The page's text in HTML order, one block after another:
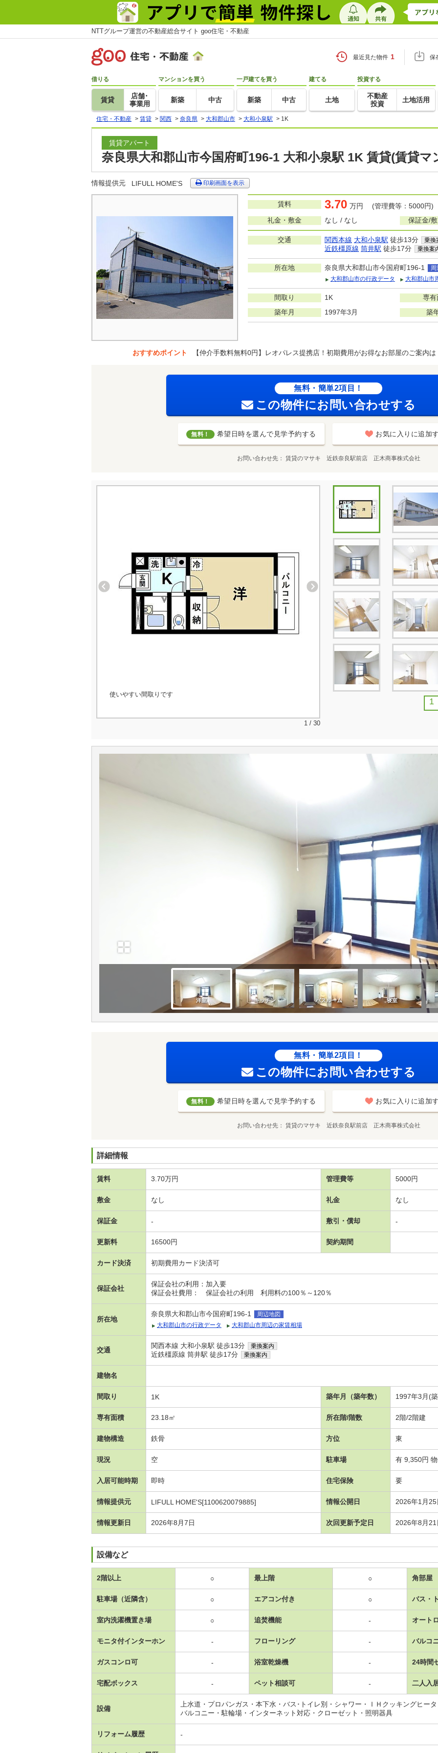
NTTグループ運営の不動産総合サイト goo住宅・不動産
最近見た物件 1 保
借りる
賃貸
店舗･
事業用
マンションを買う
新築 中古
一戸建てを買う
新築 中古
建てる
土地
投資する
不動産
投資
土地活用
住宅・不動産 > 賃貸 > 関西 > 奈良県 > 大和郡山市 > 大和小泉駅 > 1K
賃貸アパート
奈良県大和郡山市今国府町196-1 大和小泉駅 1K 賃貸(賃貸
情報提供元 LIFULL HOME'S 印刷画面を表示
賃料 3.70 万円 (管理費等：5000円)
礼金・敷金
なし / なし 保証金/
交通 関西本線 大和小泉駅 徒歩13分 乗換
近鉄橿原線 筒井駅 徒歩17分 乗換案
所在地 奈良県大和郡山市今国府町196-1
周
大和郡山市の行政データ
大和郡山市
間取り 1K
専有
築年月
1997年3月 築
おすすめポイント 【仲介手数料無料0円】レオパレス提携店！初期費用がお得なお部屋のご案内
無料・簡単2項目！
この物件にお問い合わせする
無料！ 希望日時を選んで見学予約する お気に入りに追加
お問い合わせ先 賃貸のマサキ 近鉄奈良駅前店 正木商事株式会社
使いやすい間取りです
1 / 30
1
無料・簡単2項目！
この物件にお問い合わせする
無料！ 希望日時を選んで見学予約する お気に入りに追加
お問い合わせ先 賃貸のマサキ 近鉄奈良駅前店 正木商事株式会社
詳細情報
賃料 3.70万円 管理費等 5000円
敷金 なし 礼金 なし
保証金 - 敷引・償却 -
更新料 16500円 契約期間
カード決済 初期費用カード決済可
保証会社
保証会社の利用：加入要
保証会社費用： 保証会社の利用 利用料の100％～120％
所在地
奈良県大和郡山市今国府町196-1
周辺地図
大和郡山市の行政データ
大和郡山市周辺の家賃相場
交通
関西本線 大和小泉駅 徒歩13分 乗換案内
近鉄橿原線 筒井駅 徒歩17分 乗換案内
建物名
間取り 1K 築年月（築年数） 1997年3月(
専有面積 23.18㎡ 所在階/階数 2階/2階建
建物構造 鉄骨 方位 東
現況 空 駐車場 有 9,350円
入居可能時期 即時 住宅保険 要
情報提供元 LIFULL HOME'S[1100620079885] 情報公開日 2026年1月25
情報更新日 2026年8月7日 次回更新予定日 2026年8月21
設備など
2階以上 ○ 最上階 ○ 角部屋
駐車場（近隣含） ○ エアコン付き ○ バス・
室内洗濯機置き場 ○ 追焚機能 - オート
モニタ付インターホン - フローリング - バルコ
ガスコンロ可 - 浴室乾燥機 - 24時間
宅配ボックス - ペット相談可 - 二人入
設備
上水道・プロパンガス・本下水・バス･トイレ別・シャワー・ＩＨクッキングヒー
バルコニー・駐輪場・インターネット対応・クローゼット・照明器具
リフォーム履歴 -